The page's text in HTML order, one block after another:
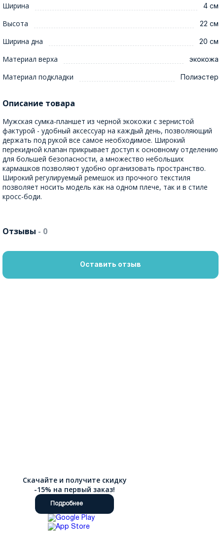
Ширина 4 см
Высота 22 см
Ширина дна 20 см
Материал верха экокожа
Материал подкладки Полиэстер
Описание товара
Мужская сумка-планшет из черной экокожи с зернистой
фактурой - удобный аксессуар на каждый день, позволяющий
держать под рукой все самое необходимое. Широкий
перекидной клапан прикрывает доступ к основному отделению
для большей безопасности, а множество небольших
кармашков позволяют удобно организовать пространство.
Широкий регулируемый ремешок из прочного текстиля
позволяет носить модель как на одном плече, так и в стиле
кросс-боди.
Отзывы - 0
Оставить отзыв
Скачайте и получите скидку
-15% на первый заказ!
Подробнее